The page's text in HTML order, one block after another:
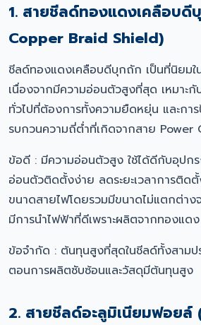
1. สายชีลด์ทองแดงเคลือบดี
Copper Braid Shield)
ชีลด์ทองแดงเคลือบดีบุกถัก เป็นที่นิยมใ
เนื่องจากมีความอ่อนตัวสูงที่สุด เหมาะกั
ทั่วไปที่ต้องการทั้งความยืดหยุ่น และ
รบกวนความถี่ต่ำที่เกิดจากสาย Power
ข้อดี : มีความอ่อนตัวสูง ใช้ได้ดีกับอุปก
อ่อนตัวติดตั้งง่าย ลดระยะเวลาการติด
ขนาดสายไฟโดยรวมมีขนาดไม่แตกต่า
มีการนำไฟฟ้าที่ดีเพราะผลิตจากทองแดง
ข้อจำกัด : ต้นทุนสูงที่สุดในชีลด์ทั้งสามป
ตอนการผลิตซับซ้อนและวัสดุมีต้นทุนสูง
2. สายชีลด์อะลูมิเนียมฟอยล์